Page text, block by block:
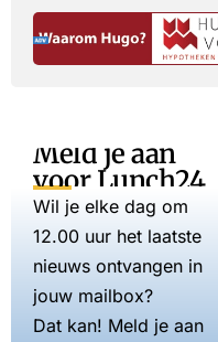
Meld je aan
voor Lunch24
Wil je elke dag om
12.00 uur het laatste
nieuws ontvangen in
jouw mailbox?
Dat kan! Meld je aan